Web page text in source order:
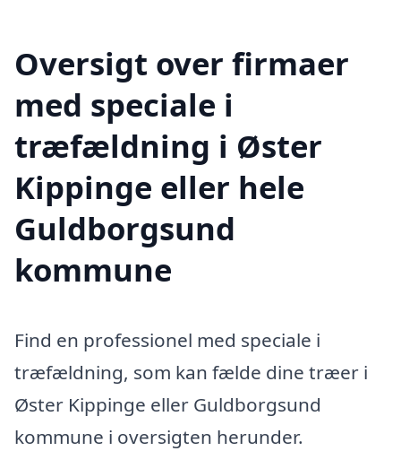
Oversigt over firmaer
med speciale i
træfældning i Øster
Kippinge eller hele
Guldborgsund
kommune
Find en professionel med speciale i
træfældning, som kan fælde dine træer i
Øster Kippinge eller Guldborgsund
kommune i oversigten herunder.